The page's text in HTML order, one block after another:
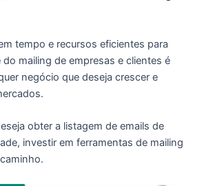
tempo e recursos eficientes para
mailing de empresas e clientes é
negócio que deseja crescer e
obter a listagem de emails de
investir em ferramentas de mailing